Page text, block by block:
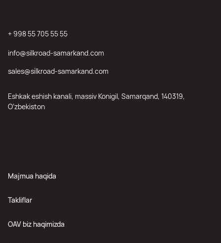
Majmua haqida
Takliflar
OAV biz haqimizda
+ 998 55 705 55 55
info@silkroad-samarkand.com
sales@silkroad-samarkand.com
Eshkak eshish kanali, massiv Konigil, Samarqand, 140319,
O’zbekiston